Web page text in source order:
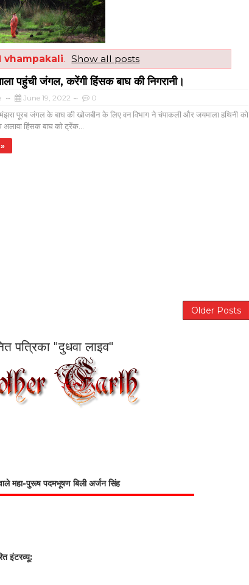
vhampakali. Show all posts
पहुंची जंगल, करेंगी हिंसक बाघ की निगरानी।
June 19, 2022 0
पूरब जंगल के बाघ की खोजबीन के लिए वन विभाग ने चंपाकली और जयमाला हथिनी को
हिंसक बाघ को ट्रेंक...
Older Posts
पत्रिका "दुधवा लाइव"
महा-पुरूष पदमभूषण बिली अर्जन सिंह
इंटरव्यू: